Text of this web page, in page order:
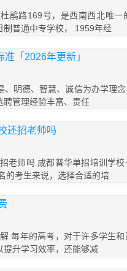
鹃路169号，是西南西北唯一
普通中专学校， 1959年经
「2026年更新」
、明德、智慧、诚信为办学理
聘管理经验丰富、责任
还招老师吗
老师吗 成都普华单招培训学
的考生来说，选择合适的培
每年的高考，对于许多学生
提升学习效率，还能够减